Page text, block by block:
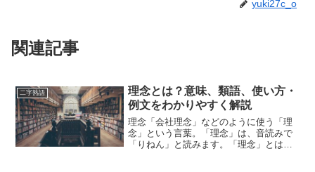
yuki27c_o
関連記事
二字熟語
理念とは？意味、類語、使い方・
例文をわかりやすく解説
理念「会社理念」などのように使う「理
念」という言葉。「理念」は、音読みで
「りねん」と読みます。「理念」とは、